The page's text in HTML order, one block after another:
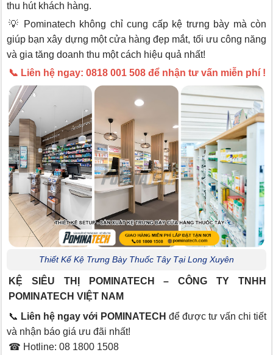
thu hút khách hàng.
💡 Pominatech không chỉ cung cấp kệ trưng bày mà còn
giúp bạn xây dựng một cửa hàng đẹp mắt, tối ưu công năng
và gia tăng doanh thu một cách hiệu quả nhất!
📞 Liên hệ ngay: 0818 001 508 để nhận tư vấn miễn phí !
Thiết Kế Kệ Trưng Bày Thuốc Tây Tại Long Xuyên
KỆ SIÊU THỊ POMINATECH – CÔNG TY TNHH
POMINATECH VIỆT NAM
📞 Liên hệ ngay với POMINATECH để được tư vấn chi tiết
và nhận báo giá ưu đãi nhất!
☎ Hotline: 08 1800 1508